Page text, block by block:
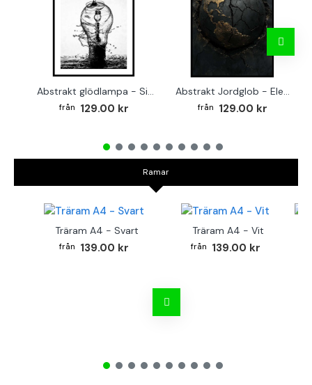
Abstrakt glödlampa - Simpel svartvit poster
129.00 kr
Abstrakt Jordglob - Elegant poster
129.00 kr
Ramar
Träram A4 - Svart
139.00 kr
Träram A4 - Vit
139.00 kr